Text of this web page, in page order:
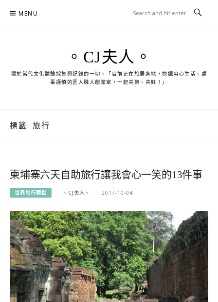
MENU
。CJ夫人。
關於當代文化體驗採集與紀錄的一切。「目前正在旅居各地，挖掘用心生活、處
事謹慎的匠人職人創業家，一起共榮、共好！」
標籤: 旅行
柬埔寨六天自助旅行讓我會心一笑的13件事
世界旅行觀點 。CJ夫人。 2017-10-04